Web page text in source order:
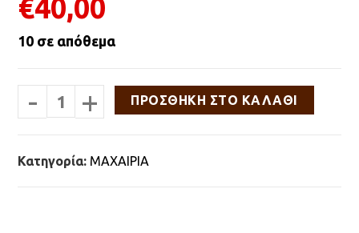
€40,00
10 σε απόθεμα
ΣΚΑΦΙΔΩΤΟ
ΑΤΣΑΛΙΝΗ
- + ΠΡΟΣΘΉΚΗ ΣΤΟ ΚΑΛΆΘΙ
Κατηγορία: ΜΑΧΑΙΡΙΑ